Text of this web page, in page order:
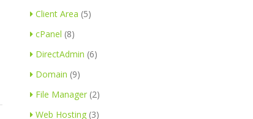
Client Area (5)
cPanel (8)
DirectAdmin (6)
Domain (9)
File Manager(2)
Web Hosting(3)